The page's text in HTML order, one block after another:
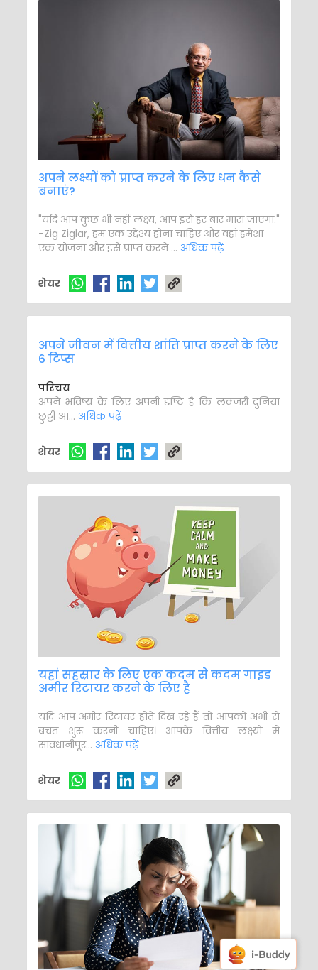
अपने लक्ष्यों को प्राप्त करने के लिए धन कैसे
बनाएं?
"यदि आप कुछ भी नहीं लक्ष्य, आप इसे हर बार मारा जाएगा."
-Zig Ziglar, हम एक उद्देश्य होना चाहिए और वहां हमेशा
एक योजना और इसे प्राप्त करने ... अधिक पढ़ें
शेयर
अपने जीवन में वित्तीय शांति प्राप्त करने के लिए
6 टिप्स
परिचय
अपने भविष्य के लिए अपनी दृष्टि है कि लक्जरी दुनिया
छुट्टी आ... अधिक पढ़ें
शेयर
यहां सहस्रार के लिए एक कदम से कदम गाइड
अमीर रिटायर करने के लिए है
यदि आप अमीर रिटायर होते दिख रहे हैं तो आपको अभी से
बचत शुरू करनी चाहिए। आपके वित्तीय लक्ष्यों में
सावधानीपूर... अधिक पढ़ें
शेयर